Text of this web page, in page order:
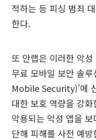
적하는 등 피싱 범죄
한다.
또 안랩은 이러한 악
무료 모바일 보안 솔루
Mobile Security)’에
대한 보호 역량을 강
악용되는 악성 앱을
단해 피해를 사전 예방